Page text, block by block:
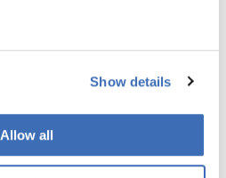
Show details
Allow all